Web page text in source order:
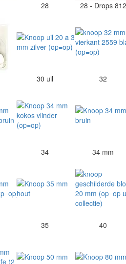
28 28 - Drops
30 uil 32
34 34 mm
35 40